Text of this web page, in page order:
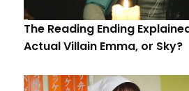
The Reading Ending
Actual Villain Emma, or Sky?